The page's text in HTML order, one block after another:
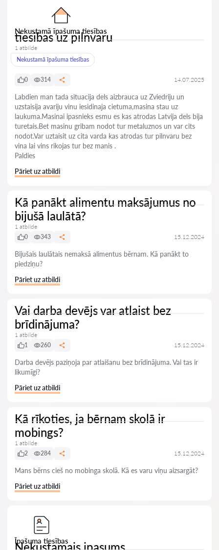
Nekustamā īpašuma tiesības
tiesibas uz pilnvaru
1 atbilde
Nekustamā īpašuma tiesības
0 314 14.07.2025
Labdien man tada situacija dels aizbrauca uz Zviedriju un
uzstaisija avariju vinu iesidinaja cietuma,masina stau uz
laukuma.Masinai ipasnieks esmu es kas atrodas Latvija dels bija
turetais.Bet masinu gribam nodot tur metaluznos un var cits
nodot.Var uztaisit uz cita varda kas atrodas tur pilnvaru bez
vina lai vins rikojas tur bez manis .
Paldies
Pāriet uz atbildi
Kā panākt alimentu maksājumus no
bijušā laulātā?
1 atbilde
0
343 15.12.2024
Bijušais laulātais nemaksā alimentus bērnam. Kā panākt to
piedziņu?
Pāriet uz atbildi
Vai darba devējs var atlaist bez
brīdinājuma?
1 atbilde
1
260 15.12.2024
Darba devējs paziņoja par atlaišanu bez brīdinājuma. Vai tas ir
likumīgi?
Pāriet uz atbildi
Kā rīkoties, ja bērnam skolā ir
mobings?
1 atbilde
2
284 15.12.2024
Mans bērns cieš no mobinga skolā. Kā es varu viņu aizsargāt?
Pāriet uz atbildi
Īpašuma tiesības
Nekustamais ipasums